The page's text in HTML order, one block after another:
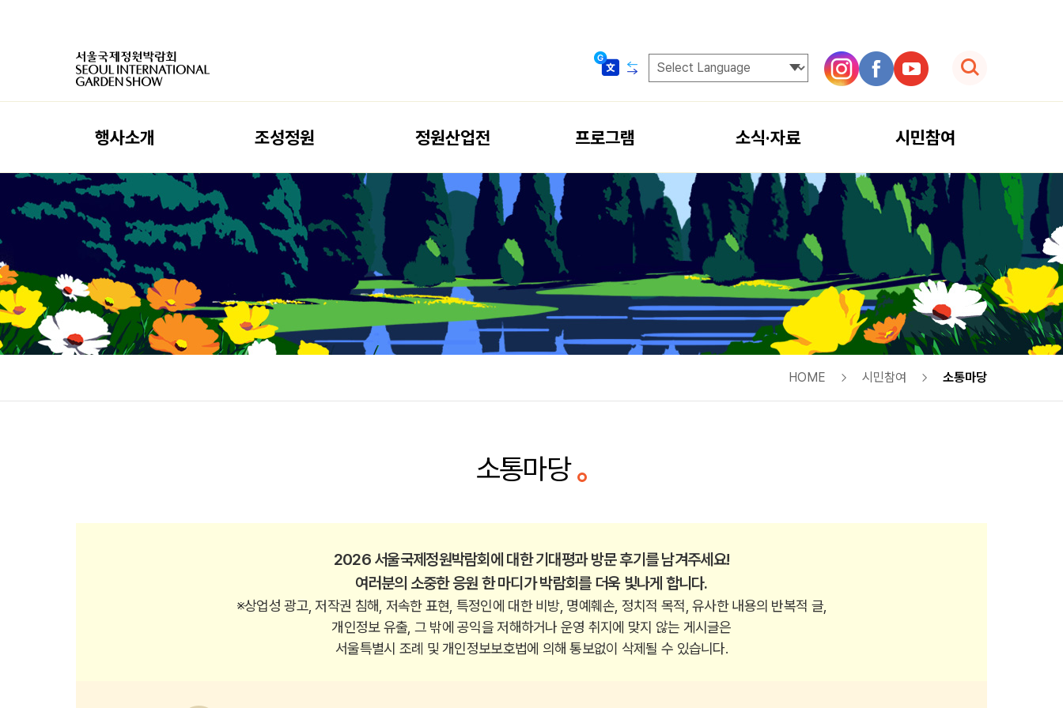
행사소개
행사개요
오시는 길
관람 안내
박람회 꿀팁
조직 소개
조성정원
작가정원
참여정원
동행정원
매력정원
이음정원
정원산업전
정원마켓
가든퍼니처특별전
프로그램
정원문화프로그램
소식·자료
공지사항
일반자료실
동영상자료실
언론보도
지난행사
오늘의 국정박
시민참여
자주 묻는 질문
함께한 분들
소통마당
HOME 시민참여 소통마당
소통마당
2026 서울국제정원박람회에 대한 기대평과 방문 후기를 남겨주세요!
여러분의 소중한 응원 한 마디가 박람회를 더욱 빛나게 합니다.
※상업성 광고, 저작권 침해, 저속한 표현, 특정인에 대한 비방, 명예훼손, 정치적 목적, 유사한 내용의 반복적 글,
개인정보 유출, 그 밖에 공익을 저해하거나 운영 취지에 맞지 않는 게시글은
서울특별시 조례 및 개인정보보호법에 의해 통보없이 삭제될 수 있습니다.